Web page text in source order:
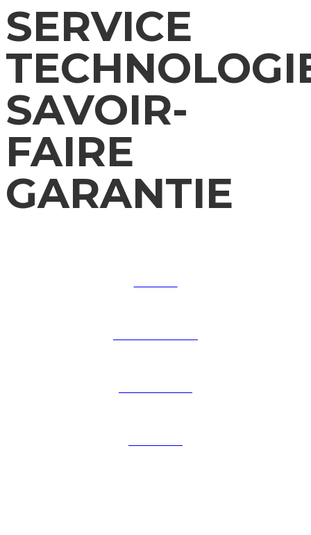
SERVICE
SAVOIR-
FAIRE
GARANTIE